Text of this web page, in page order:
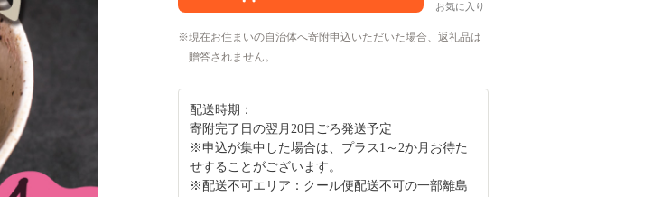
お気に入り
現在お住まいの自治体へ寄附申込いただいた場合、返礼品は
贈答されません。
配送時期：
寄附完了日の翌月20日ごろ発送予定
※申込が集中した場合は、プラス1～2か月お待た
せすることがございます。
※配送不可エリア：クール便配送不可の一部離島